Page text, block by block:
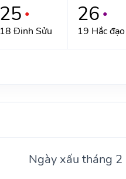
25 ●
18 Đinh Sửu
26 ●
19 Hắc đạo
Ngày xấu tháng 2